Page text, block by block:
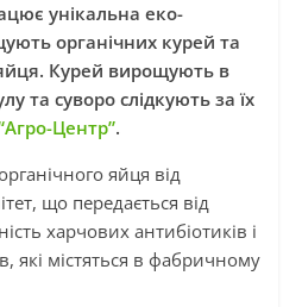
унікальна еко-
органічних курей та
Курей вирощують в
та суворо слідкують за їх
Центр”.
яйця від
що передається від
харчових антибіотиків і
які містяться в фабричному